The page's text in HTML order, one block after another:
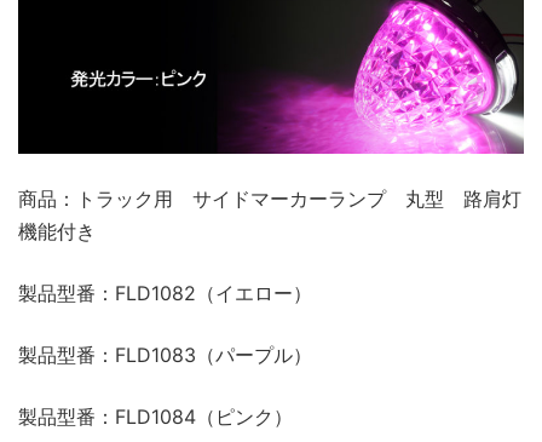
商品：トラック用 サイドマーカーランプ 丸型 路肩灯
機能付き
製品型番：FLD1082（イエロー）
製品型番：FLD1083（パープル）
製品型番：FLD1084（ピンク）